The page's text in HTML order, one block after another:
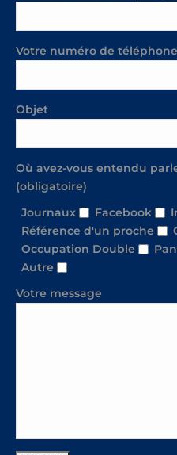
Votre numéro de
Objet
Où avez-vous entendu
(obligatoire)
Journaux
Facebook
Référence d'un proche
Occupation Double
Autre
Votre message